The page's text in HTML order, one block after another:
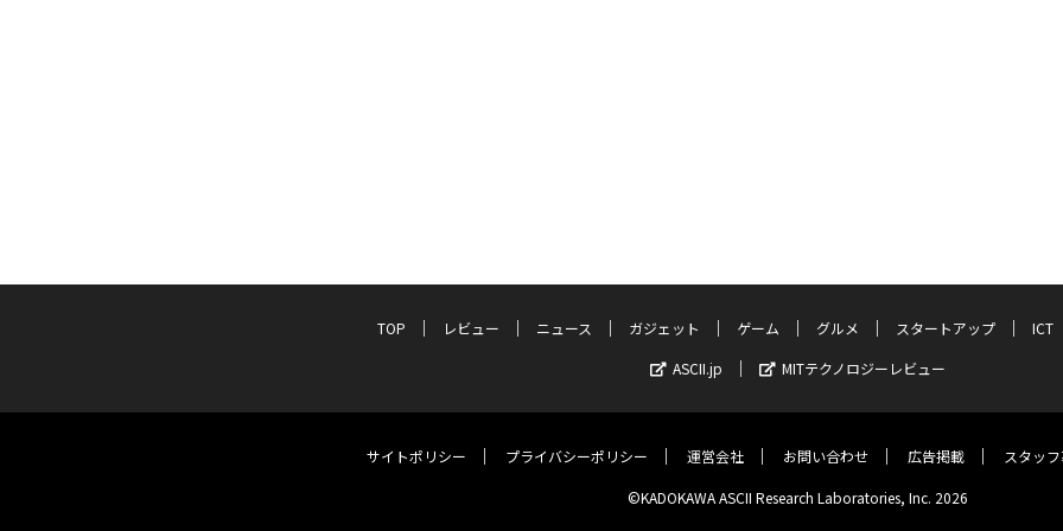
TOP レビュー ニュース ガジェット ゲーム グルメ スタートアップ
ICT
ASCII.jp
MITテクノロジーレビュー
サイトポリシー プライバシーポリシー 運営会社 お問い合わせ 広告掲載 スタッ
©KADOKAWA ASCII Research Laboratories, Inc. 2026